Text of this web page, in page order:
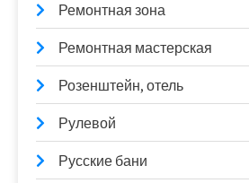
Ремонтная зона
Ремонтная мастерская
Розенштейн, отель
Рулевой
Русские бани